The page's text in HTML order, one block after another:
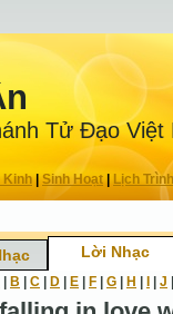
Tử Ðạo Việt
Kinh|Sinh Hoạt| Lịch Trình
Lời Nhạc
B C D E F G H J